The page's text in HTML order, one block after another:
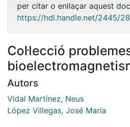
per citar o enllaçar aquest
https://hdl.handle.net/2445/
Col·lecció
Autors
Vidal Martínez, Neus
López Villegas, José María